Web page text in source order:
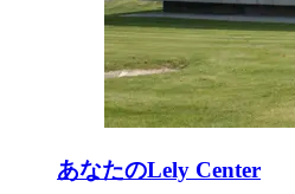
あなたのLely Center